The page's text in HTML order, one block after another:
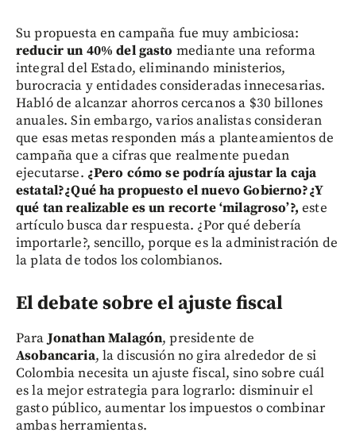
Su propuesta en campaña fue muy ambiciosa:
reducir un 40% del gasto mediante una reforma
integral del Estado, eliminando ministerios,
burocracia y entidades consideradas innecesarias.
Habló de alcanzar ahorros cercanos a $30 billones
anuales. Sin embargo, varios analistas consideran
que esas metas responden más a planteamientos de
campaña que a cifras que realmente puedan
ejecutarse. ¿Pero cómo se podría ajustar la caja
estatal?¿Qué ha propuesto el nuevo Gobierno?¿Y
qué tan realizable es un recorte ‘milagroso’?, este
artículo busca dar respuesta. ¿Por qué debería
importarle?, sencillo, porque es la administración de
la plata de todos los colombianos.
El debate sobre el ajuste fiscal
ParaJonathan Malagón, presidente de
Asobancaria, la discusión no gira alrededor de si
Colombia necesita un ajuste fiscal, sino sobre cuál
es la mejor estrategia para lograrlo: disminuir el
gasto público, aumentar los impuestos o combinar
ambas herramientas.